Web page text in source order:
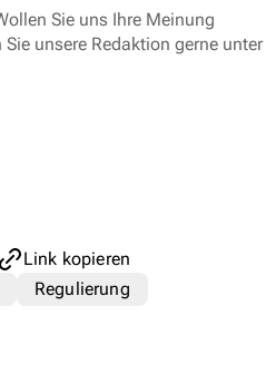
Sie uns Ihre Meinung
unsere Redaktion gerne unter
Link kopieren
Regulierung